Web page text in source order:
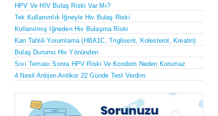
HPV Ve HIV Bulaş Riski Var Mı?
Tek Kullanımlık İğneyle Hiv Bulaş Riski
Kullanılmış Iğneden Hiv Bulaşma Riski
Kan Tahlili Yorumlama (HBA1C, Trigliserit, Kolesterol, Kreatin)
Bulaş Durumu Hiv Yönünden
Sıvı Teması Sonra HPV Riski Ve Kondom Neden Korumaz
4 Nesil Antijen Antikor 22 Günde Test Verdim